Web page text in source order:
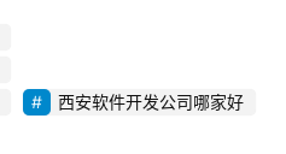
西安软件开发公司哪家好